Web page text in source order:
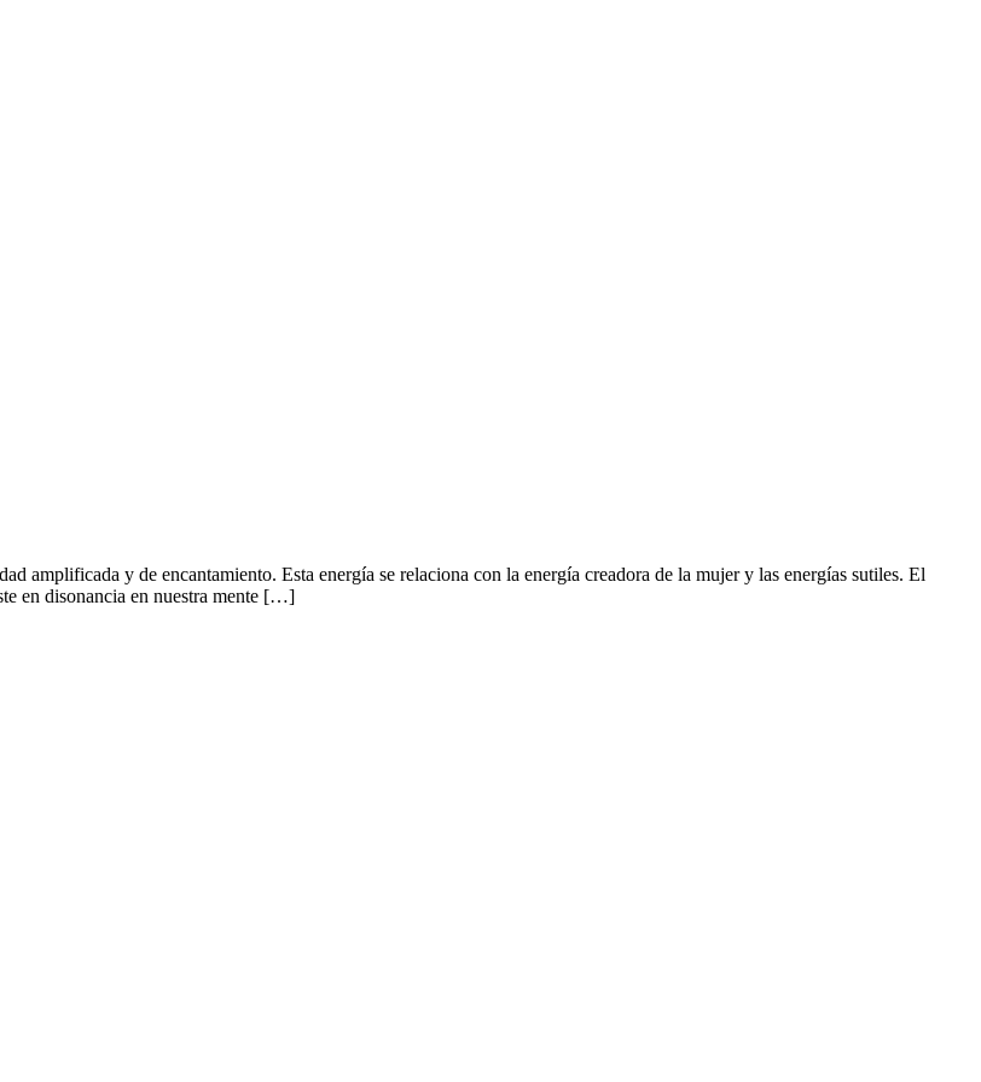
amplificada y de encantamiento. Esta energía se relaciona con la energía creadora de la mujer y las energías sutiles. El
en disonancia en nuestra mente […]